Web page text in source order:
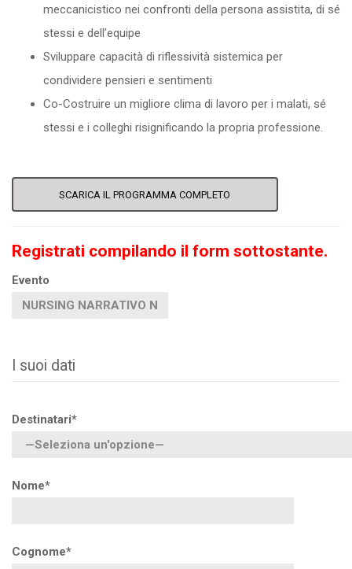
meccanicistico nei confronti della persona assistita, di sé
stessi e dell’equipe
Sviluppare capacità di riflessività sistemica per
condividere pensieri e sentimenti
Co-Costruire un migliore clima di lavoro per i malati, sé
stessi e i colleghi risignificando la propria professione.
SCARICA IL PROGRAMMA COMPLETO
Registrati compilando il form sottostante.
Evento
I suoi dati
Destinatari*
Nome*
Cognome*